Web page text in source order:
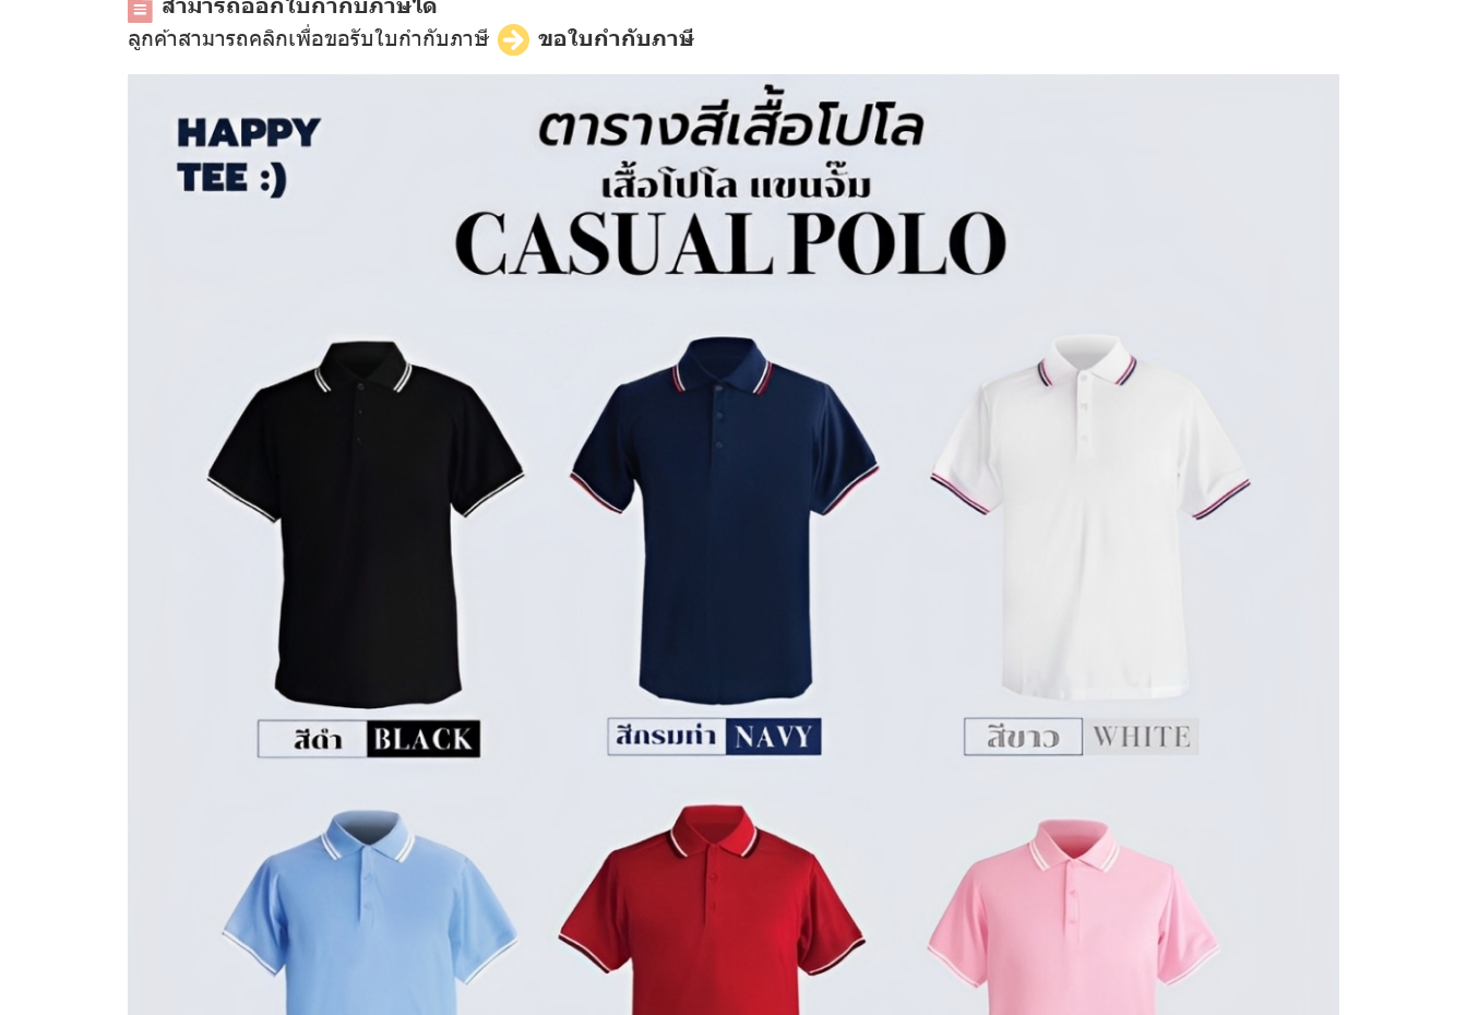
ลูกค้าสามารถคลิกเพื่อขอรับใบกำกับภาษี
ขอใบกำกับภาษี